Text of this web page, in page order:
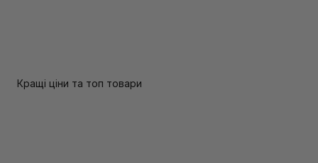
Кращі ціни та топ товари